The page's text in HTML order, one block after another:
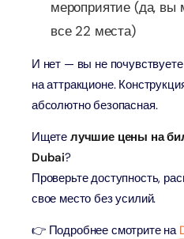
мероприятие (да, вы
все 22 места)
И нет — вы не почувствуете
на аттракционе.
абсолютно безопасная.
Ищете лучшие цены на
Dubai?
Проверьте доступность,
свое место без усилий.
👉 Подробнее смотрите на